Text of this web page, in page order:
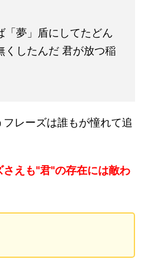
「夢」盾にしてたどん
くしたんだ 君が放つ稲
フレーズは誰もが憧れて追
さえも"君"の存在には敵わ